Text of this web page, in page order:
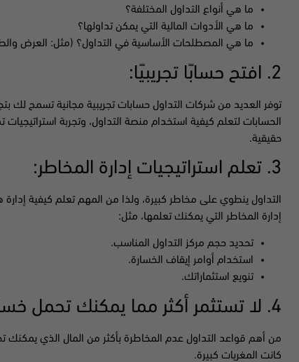
ما هي أنواع التداول المختلفة؟
ما هي الأدوات المالية التي يمكن تداولها؟
ما هي المصطلحات الأساسية في التداول؟ (مثل: العرض
2. افتح حسابًا تجريبيًا:
توفر العديد من شركات التداول حسابات تجريبية مجانية تسمح لك
الحسابات لتعلم كيفية استخدام منصة التداول، وتجربة استراتيجيات
حقيقية.
3. تعلم استراتيجيات إدارة المخاطر:
التداول ينطوي على مخاطر كبيرة، ولذا من المهم تعلم كيفية
إدارة المخاطر التي يمكنك تعلمها، مثل:
تحديد حجم مركز التداول المناسب.
استخدام أوامر إيقاف الخسارة.
تنويع استثماراتك.
4. لا تستثمر أكثر مما يمكنك تحمل خسارته:
من أهم قواعد التداول عدم المخاطرة بأكثر من المال الذي يمكنك
كانت المغريات كبيرة.